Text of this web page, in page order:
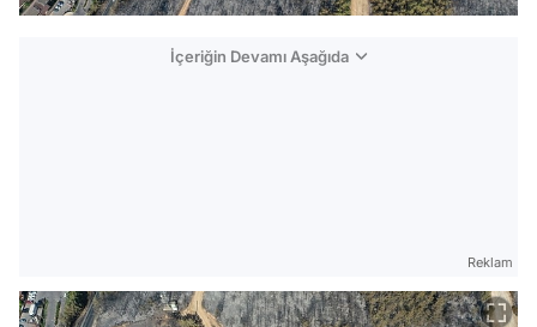
İçeriğin Devamı Aşağıda
Reklam